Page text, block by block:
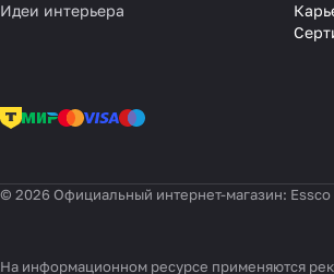
Идеи интерьера
© 2026 Официальный интернет-магазин: Essco
На информационном ресурсе применяются